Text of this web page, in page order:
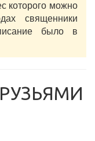
которого можно
священники
было в